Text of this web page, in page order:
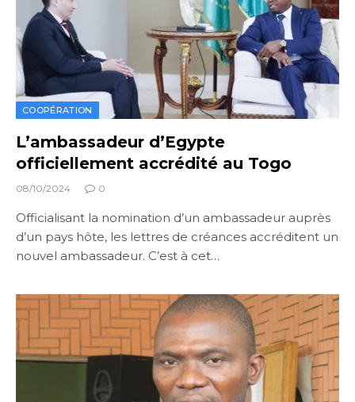
COOPÉRATION
L’ambassadeur d’Egypte
officiellement accrédité au Togo
08/10/2024 0
Officialisant la nomination d’un ambassadeur auprès
d’un pays hôte, les lettres de créances accréditent un
nouvel ambassadeur. C’est à cet…